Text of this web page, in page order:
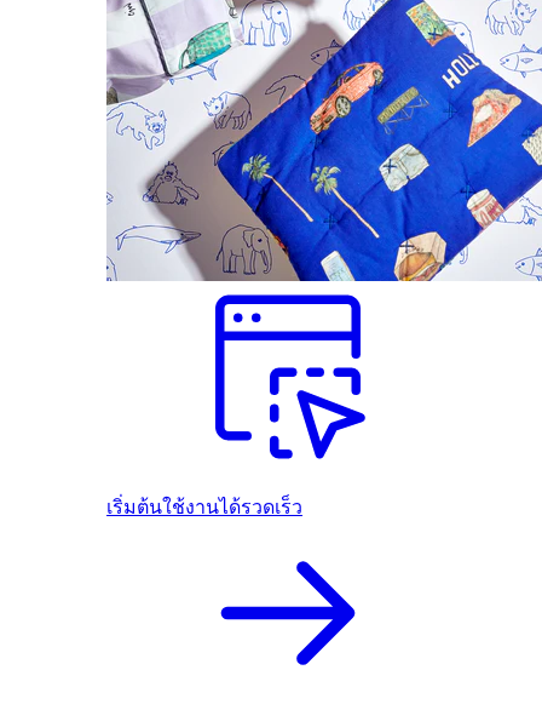
เริ่มต้นใช้งานได้รวดเร็ว